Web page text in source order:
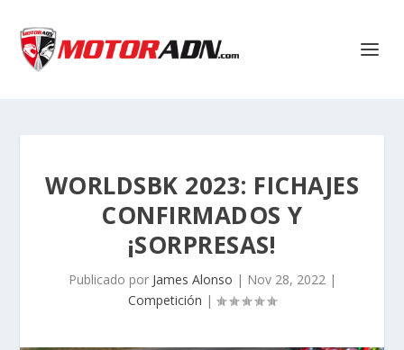
WORLDSBK 2023: FICHAJES
CONFIRMADOS Y
¡SORPRESAS!
Publicado por James Alonso | Nov 28, 2022|
Competición |